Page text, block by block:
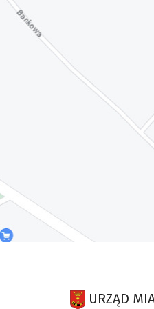
URZĄD